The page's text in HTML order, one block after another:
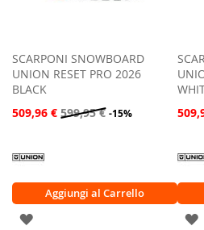
SCARPONI SNOWBOARD
UNION RESET PRO 2026
BLACK
509,96 € 599,95 € -15%
Aggiungi al Carrello
AGGIUNGI